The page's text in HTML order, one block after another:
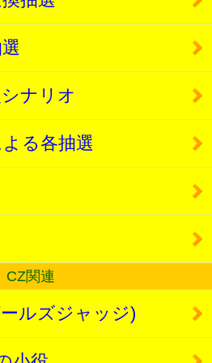
ナリオ
る各抽選
CZ関連
ルズジャッジ)